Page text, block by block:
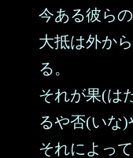
今ある彼ら
大抵は外か
る。
それが果(は
るや否(いな)
それによっ